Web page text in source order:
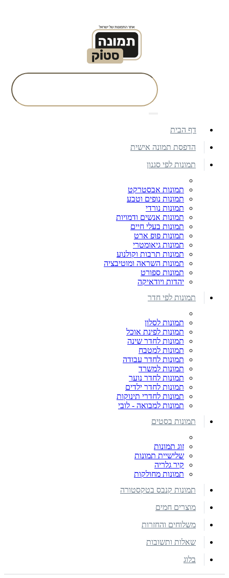
דף הבית
הדפסת תמונה אישית
תמונות לפי סגנון
תמונות אבסטרקט
תמונות נופים וטבע
תמונות נורדי
תמונות אנשים ודמויות
תמונות בעלי חיים
תמונות פופ ארט
תמונות גיאומטרי
תמונות תרבות וקולנוע
תמונות השראה ומוטיבציה
תמונות ספורט
יהדות ויודאיקה
תמונות לפי חדר
תמונות לסלון
תמונות לפינת אוכל
תמונות לחדר שינה
תמונות למטבח
תמונות לחדר עבודה
תמונות למשרד
תמונות לחדר נוער
תמונות לחדר ילדים
תמונות לחדרי תינוקות
תמונות למבואה - לובי
תמונות בסטים
זוג תמונות
שלישיית תמונות
קיר גלריה
תמונות מחולקות
תמונות קנבס בטקסטורה
מוצרים חמים
משלוחים והחזרות
שאלות ותשובות
בלוג